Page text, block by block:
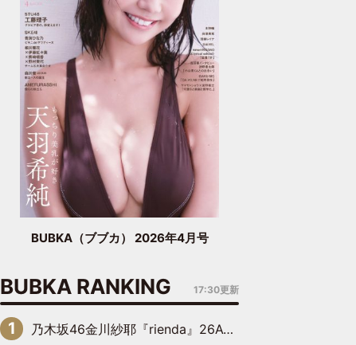
BUBKA（ブブカ） 2026年4月号
BUBKA RANKING 17:30更新
乃木坂46金川紗耶『rienda』26AW LOOKモデルに就任